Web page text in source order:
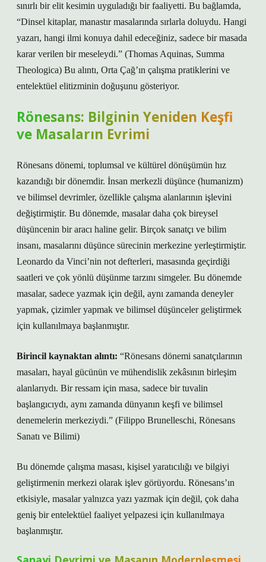
sınırlı bir elit kesimin uyguladığı bir faaliyetti. Bu bağlamda,
“Dinsel kitaplar, manastır masalarında sırlarla doluydu. Hangi
yazarı, hangi ilmi konuya dahil edeceğiniz, sadece bir masada
karar verilen bir meseleydi.” (Thomas Aquinas, Summa
Theologica) Bu alıntı, Orta Çağ’ın çalışma pratiklerini ve
entelektüel elitizminin doğuşunu gösteriyor.
Rönesans: Bilginin Yeniden Keşfi
ve Masaların Evrimi
Rönesans dönemi, toplumsal ve kültürel dönüşümün hız
kazandığı bir dönemdir. İnsan merkezli düşünce (humanizm)
ve bilimsel devrimler, özellikle çalışma alanlarının işlevini
değiştirmiştir. Bu dönemde, masalar daha çok bireysel
düşüncenin bir aracı haline gelir. Birçok sanatçı ve bilim
insanı, masalarını düşünce sürecinin merkezine yerleştirmiştir.
Leonardo da Vinci’nin not defterleri, masasında geçirdiği
saatleri ve çok yönlü düşünme tarzını simgeler. Bu dönemde
masalar, sadece yazmak için değil, aynı zamanda deneyler
yapmak, çizimler yapmak ve bilimsel düşünceler geliştirmek
için kullanılmaya başlanmıştır.
Birincil kaynaktan alıntı: “Rönesans dönemi sanatçılarının
masaları, hayal gücünün ve mühendislik zekâsının birleşim
alanlarıydı. Bir ressam için masa, sadece bir tuvalin
başlangıcıydı, aynı zamanda dünyanın keşfi ve bilimsel
denemelerin merkeziydi.” (Filippo Brunelleschi, Rönesans
Sanatı ve Bilimi)
Bu dönemde çalışma masası, kişisel yaratıcılığı ve bilgiyi
geliştirmenin merkezi olarak işlev görüyordu. Rönesans’ın
etkisiyle, masalar yalnızca yazı yazmak için değil, çok daha
geniş bir entelektüel faaliyet yelpazesi için kullanılmaya
başlanmıştır.